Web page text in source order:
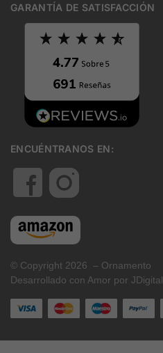
GARANTÍA DE SATISFACCIÓN
ENCUÉNTRANOS EN:
© Copyright 2026 – Ornamento
Desarrollado con Amor por JDigital